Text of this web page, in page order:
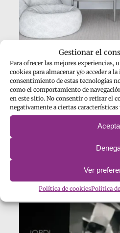
Gestionar el
Para ofrecer las mejores
cookies para almacenar y/o acceder a
consentimiento de estas tecnologías
como el comportamiento de
en este sitio. No consentir o retirar el
negativamente a ciertas
Ver
Política de cookiesPolitica
Fotografías,
posters… Impresión
bastidor de madera,
sobre una gran
Ideal para
oficina, para un